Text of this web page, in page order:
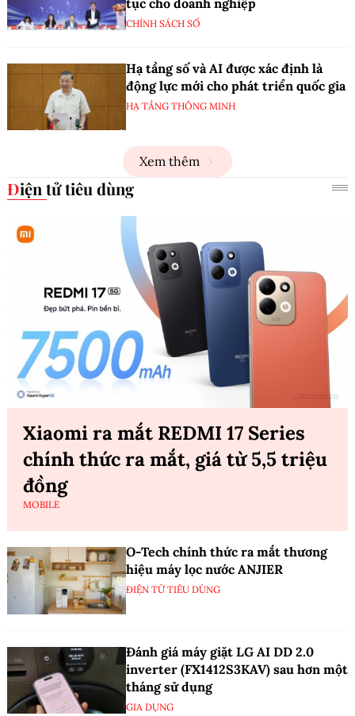
tục cho doanh nghiệp
CHÍNH SÁCH SỐ
Hạ tầng số và AI được xác định là
động lực mới cho phát triển quốc gia
HẠ TẦNG THÔNG MINH
Xem thêm
Điện tử tiêu dùng
Xiaomi ra mắt REDMI 17 Series
chính thức ra mắt, giá từ 5,5 triệu
đồng
MOBILE
O-Tech chính thức ra mắt thương
hiệu máy lọc nước ANJIER
ĐIỆN TỬ TIÊU DÙNG
Đánh giá máy giặt LG AI DD 2.0
inverter (FX1412S3KAV) sau hơn một
tháng sử dụng
GIA DỤNG